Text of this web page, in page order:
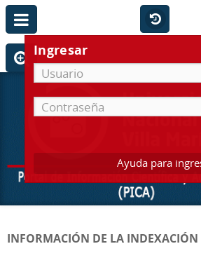
Ingresar
Ayuda para
INFORMACIÓN DE LA INDEXACIÓN